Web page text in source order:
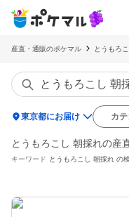
産直・通販のポケマル とうもろ
location_on東京都にお届け カテ
とうもろこし 朝採れの産
キーワード とうもろこし 朝採れ の